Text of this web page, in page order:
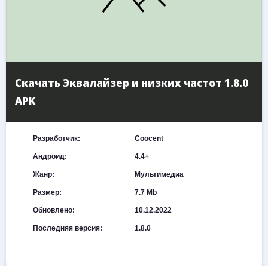
Скачать Эквалайзер и низких частот 1.8.0
APK
Разработчик: Coocent
Андроид: 4.4+
Жанр: Мультимедиа
Размер: 7.7 Mb
Обновлено: 10.12.2022
Последняя версия: 1.8.0